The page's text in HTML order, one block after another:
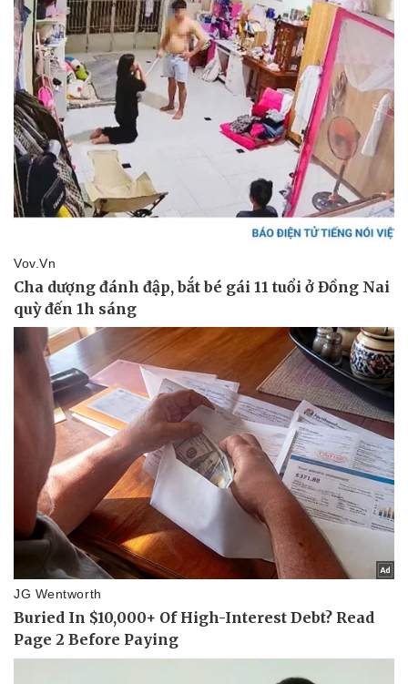
Kinh tế
Bất động sản
Khởi nghiệp
Giá vàng
Tiêu dùng
Tỷ giá
Chứng khoán